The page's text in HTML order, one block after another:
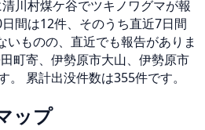
川村煤ケ谷でツキノワグマが報
間は12件、そのうち直近7日間
いものの、直近でも報告がありま
町寄、伊勢原市大山、伊勢原市
。 累計出没件数は355件です。
ップ